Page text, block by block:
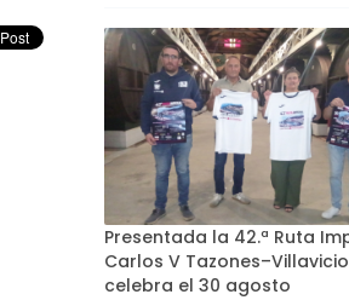
Presentada la 42.ª Ruta
Carlos V
celebra el 30 agosto